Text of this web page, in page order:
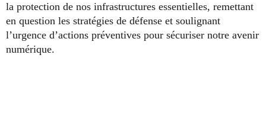
la protection de nos infrastructures essentielles, remettant
en question les stratégies de défense et soulignant
l’urgence d’actions préventives pour sécuriser notre avenir
numérique.